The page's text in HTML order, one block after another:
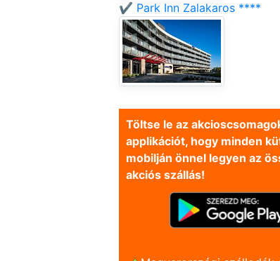
✔️ Park Inn Zalakaros ****
Töltse le az
applikációt, hogy minden
mobilján önnel legyen az
akciós szállás!